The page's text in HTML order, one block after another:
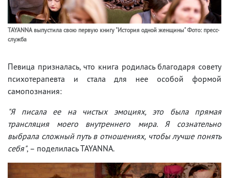
TAYANNA выпустила свою первую книгу "История одной женщины" Фото: пресс-
служба
Певица призналась, что книга родилась благодаря совету
психотерапевта и стала для нее особой формой
самопознания:
"Я писала ее на чистых эмоциях, это была прямая
трансляция моего внутреннего мира. Я сознательно
выбрала сложный путь в отношениях, чтобы лучше понять
себя", – поделилась TAYANNA.